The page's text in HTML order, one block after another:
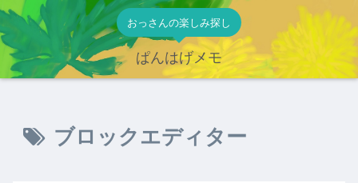
おっさんの楽しみ探し
ぱんはげメモ
ブロックエディター